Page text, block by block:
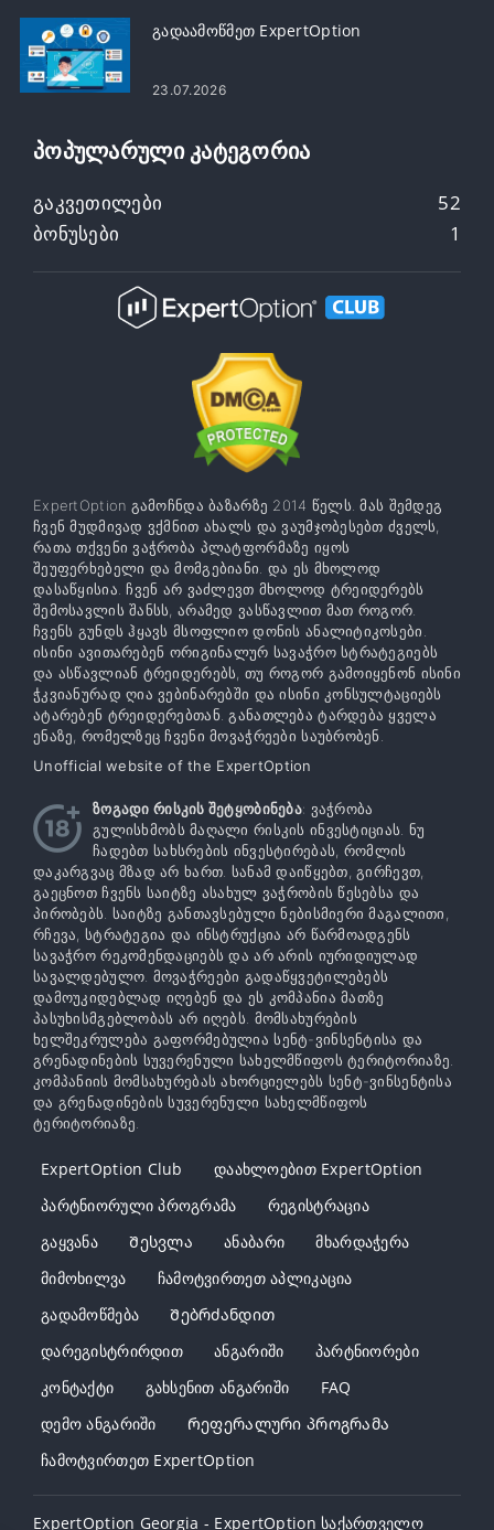
გადაამოწმეთ ExpertOption
23.07.2026
ᲞᲝᲞᲣᲚᲐᲠᲣᲚᲘ ᲙᲐᲢᲔᲒᲝᲠᲘᲐ
Გაკვეთილები
52
Ბონუსები
1
ExpertOption გამოჩნდა ბაზარზე 2014 წელს. მას შემდეგ
ჩვენ მუდმივად ვქმნით ახალს და ვაუმჯობესებთ ძველს,
რათა თქვენი ვაჭრობა პლატფორმაზე იყოს
შეუფერხებელი და მომგებიანი. და ეს მხოლოდ
დასაწყისია. ჩვენ არ ვაძლევთ მხოლოდ ტრეიდერებს
შემოსავლის შანსს, არამედ ვასწავლით მათ როგორ.
ჩვენს გუნდს ჰყავს მსოფლიო დონის ანალიტიკოსები.
ისინი ავითარებენ ორიგინალურ სავაჭრო სტრატეგიებს
და ასწავლიან ტრეიდერებს, თუ როგორ გამოიყენონ ისინი
ჭკვიანურად ღია ვებინარებში და ისინი კონსულტაციებს
ატარებენ ტრეიდერებთან. განათლება ტარდება ყველა
ენაზე, რომელზეც ჩვენი მოვაჭრეები საუბრობენ.
Unofficial website of the ExpertOption
ზოგადი რისკის შეტყობინება: ვაჭრობა
გულისხმობს მაღალი რისკის ინვესტიციას. ნუ
ჩადებთ სახსრების ინვესტირებას, რომლის
დაკარგვაც მზად არ ხართ. სანამ დაიწყებთ, გირჩევთ,
გაეცნოთ ჩვენს საიტზე ასახულ ვაჭრობის წესებსა და
პირობებს. საიტზე განთავსებული ნებისმიერი მაგალითი,
რჩევა, სტრატეგია და ინსტრუქცია არ წარმოადგენს
სავაჭრო რეკომენდაციებს და არ არის იურიდიულად
სავალდებულო. მოვაჭრეები გადაწყვეტილებებს
დამოუკიდებლად იღებენ და ეს კომპანია მათზე
პასუხისმგებლობას არ იღებს. მომსახურების
ხელშეკრულება გაფორმებულია სენტ-ვინსენტისა და
გრენადინების სუვერენული სახელმწიფოს ტერიტორიაზე.
კომპანიის მომსახურებას ახორციელებს სენტ-ვინსენტისა
და გრენადინების სუვერენული სახელმწიფოს
ტერიტორიაზე.
ExpertOption Club
Დაახლოებით ExpertOption
Პარტნიორული Პროგრამა
Რეგისტრაცია
Გაყვანა
Შესვლა Ანაბარი
Მხარდაჭერა
Მიმოხილვა
Ჩამოტვირთეთ Აპლიკაცია
Გადამოწმება
Შებრძანდით
Დარეგისტრირდით
Ანგარიში
Პარტნიორები
Კონტაქტი
Გახსენით Ანგარიში
FAQ
Დემო Ანგარიში
Რეფერალური Პროგრამა
Ჩამოტვირთეთ ExpertOption
ExpertOption Georgia - ExpertOption საქართველო